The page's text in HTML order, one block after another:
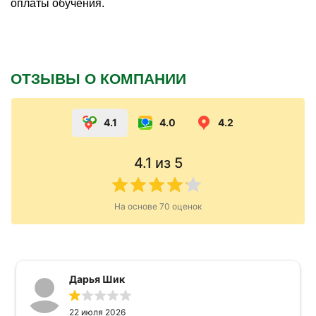
оплаты обучения.
ОТЗЫВЫ О КОМПАНИИ
4.1 4.0 4.2
4.1 из 5
На основе 70 оценок
Дарья Шик
22 июля 2026